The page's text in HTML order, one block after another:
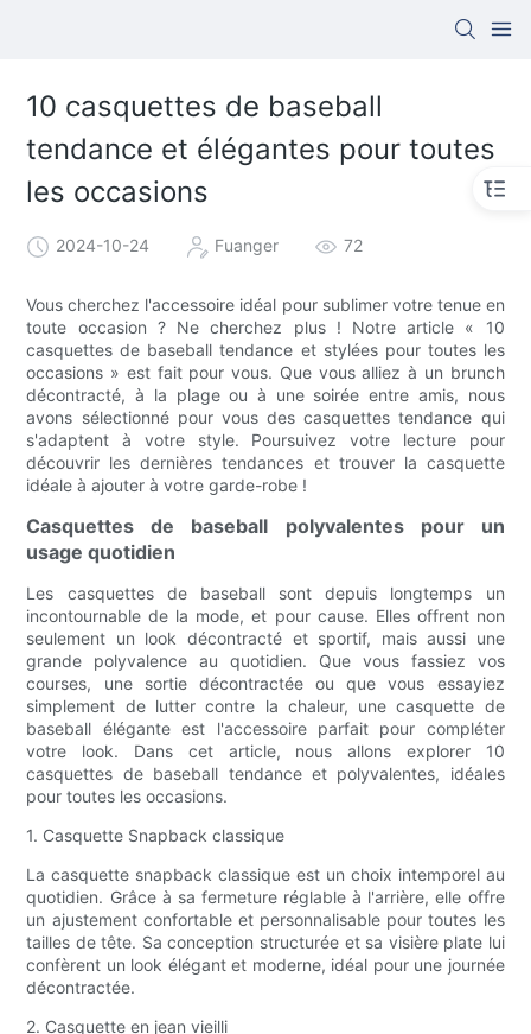
10 casquettes de baseball
tendance et élégantes pour toutes
les occasions
2024-10-24 Fuanger 72
Vous cherchez l'accessoire idéal pour sublimer votre tenue en
toute occasion ? Ne cherchez plus ! Notre article « 10
casquettes de baseball tendance et stylées pour toutes les
occasions » est fait pour vous. Que vous alliez à un brunch
décontracté, à la plage ou à une soirée entre amis, nous
avons sélectionné pour vous des casquettes tendance qui
s'adaptent à votre style. Poursuivez votre lecture pour
découvrir les dernières tendances et trouver la casquette
idéale à ajouter à votre garde-robe !
Casquettes de baseball polyvalentes pour un
usage quotidien
Les casquettes de baseball sont depuis longtemps un
incontournable de la mode, et pour cause. Elles offrent non
seulement un look décontracté et sportif, mais aussi une
grande polyvalence au quotidien. Que vous fassiez vos
courses, une sortie décontractée ou que vous essayiez
simplement de lutter contre la chaleur, une casquette de
baseball élégante est l'accessoire parfait pour compléter
votre look. Dans cet article, nous allons explorer 10
casquettes de baseball tendance et polyvalentes, idéales
pour toutes les occasions.
1. Casquette Snapback classique
La casquette snapback classique est un choix intemporel au
quotidien. Grâce à sa fermeture réglable à l'arrière, elle offre
un ajustement confortable et personnalisable pour toutes les
tailles de tête. Sa conception structurée et sa visière plate lui
confèrent un look élégant et moderne, idéal pour une journée
décontractée.
2. Casquette en jean vieilli